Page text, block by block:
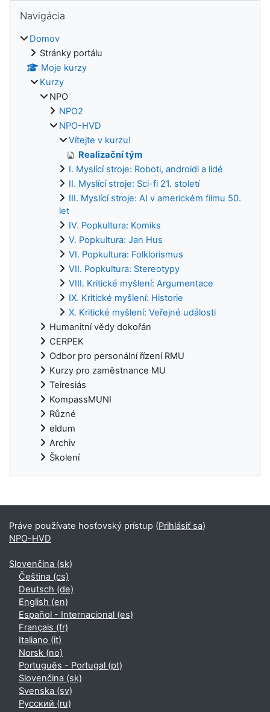
Bloky
Navigácia
Domov
Stránky portálu
Moje kurzy
Kurzy
NPO
NPO2
NPO-HVD
Vítejte v kurzu!
Realizační tým
I. Myslící stroje: Roboti, androidi a lidé
II. Myslící stroje: Sci-fi 21. století
III. Myslící stroje: AI v americkém filmu 50.
let
IV. Popkultura: Komiks
V. Popkultura: Jan Hus
VI. Popkultura: Folklorismus
VII. Popkultura: Stereotypy
VIII. Kritické myšlení: Argumentace
IX. Kritické myšlení: Historie
X. Kritické myšlení: Veřejné události
Humanitní vědy dokořán
CERPEK
Odbor pro personální řízení RMU
Kurzy pro zaměstnance MU
Teiresiás
KompassMUNI
Různé
eldum
Archiv
Školení
Dodatočné bloky
Práve používate hosťovský prístup (Prihlásiť sa)
NPO-HVD
Slovenčina ‎(sk)‎
Čeština ‎(cs)‎
Deutsch ‎(de)‎
English ‎(en)‎
Español - Internacional ‎(es)‎
Français ‎(fr)‎
Italiano ‎(it)‎
Norsk ‎(no)‎
Português - Portugal ‎(pt)‎
Slovenčina ‎(sk)‎
Svenska ‎(sv)‎
Русский ‎(ru)‎